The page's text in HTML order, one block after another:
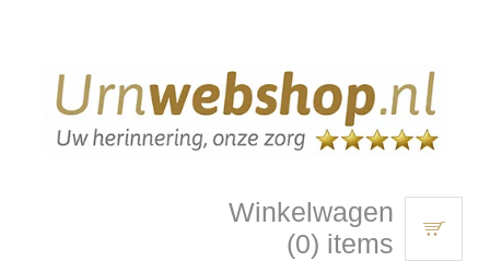
Winkelwagen
(0) items